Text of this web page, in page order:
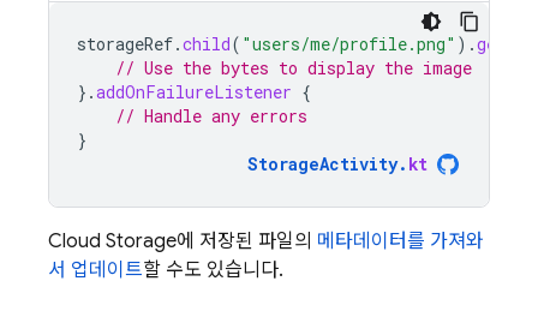
storageRef.child( "users/me/profile.png" ).
// Use the bytes to display the image
}.addOnFailureListener {
// Handle any errors
}
StorageActivity. kt
Cloud Storage에 저장된 파일의 메타데이터를 가져와
서 업데이트할 수도 있습니다.